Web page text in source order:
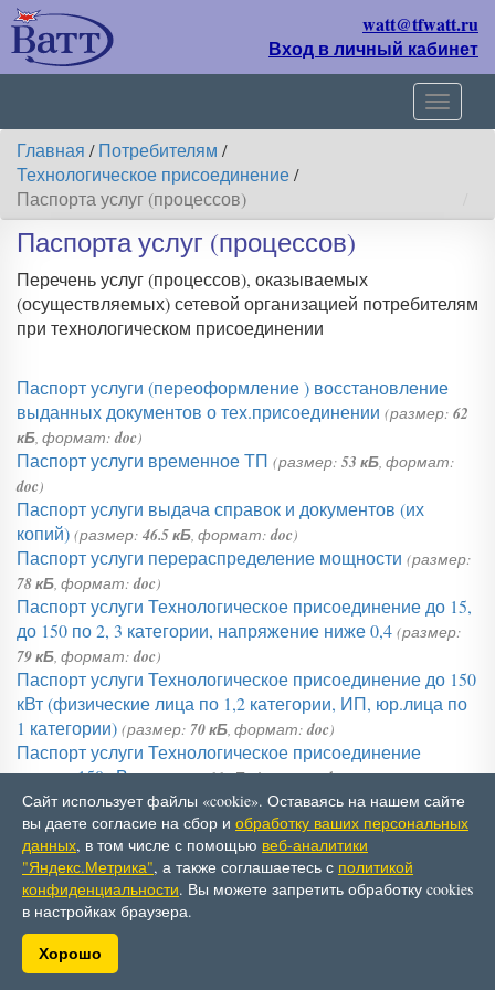
watt@tfwatt.ru
Вход в личный кабинет
Главная / Потребителям /
Технологическое присоединение/
Паспорта услуг (процессов)
Паспорта услуг (процессов)
Перечень услуг (процессов), оказываемых
(осуществляемых) сетевой организацией потребителям
при технологическом присоединении
Паспорт услуги (переоформление ) восстановление
выданных документов о тех.присоединении (размер: 62
кБ, формат:doc)
Паспорт услуги временное ТП (размер: 53 кБ, формат:
doc)
Паспорт услуги выдача справок и документов (их
копий) (размер: 46.5 кБ, формат:doc)
Паспорт услуги перераспределение мощности (размер:
78 кБ, формат:doc)
Паспорт услуги Технологическое присоединение до 15,
до 150 по 2, 3 категории, напряжение ниже 0,4 (размер:
79 кБ, формат:doc)
Паспорт услуги Технологическое присоединение до 150
кВт (физические лица по 1,2 категории, ИП, юр.лица по
1 категории) (размер: 70 кБ, формат:doc)
Паспорт услуги Технологическое присоединение
свыше 150 кВт (размер:66 кБ, формат:doc)
Паспорт услуги Технологическое присоединение по
индивидуальному проекту (размер:53.5 кБ, формат:doc)
© АО ТФ «Ватт»
Политика в отношении обработки персональных
данных
Сайт использует файлы «cookie». Оставаясь на нашем сайте
вы даете согласие на сбор и обработку ваших персональных
данных, в том числе с помощью веб-аналитики
"Яндекс.Метрика", а также соглашаетесь с политикой
конфиденциальности. Вы можете запретить обработку cookies
в настройках браузера.
Хорошо